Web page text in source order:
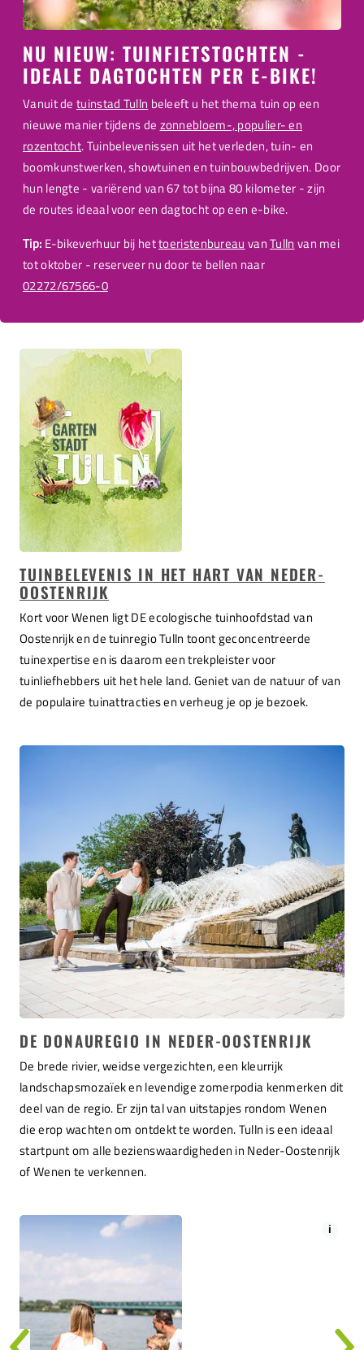
NU NIEUW: TUINFIETSTOCHTEN -
IDEALE DAGTOCHTEN PER E-BIKE!
Vanuit de tuinstad Tulln beleeft u het thema tuin op een
nieuwe manier tijdens de zonnebloem-, populier- en
rozentocht. Tuinbelevenissen uit het verleden, tuin- en
boomkunstwerken, showtuinen en tuinbouwbedrijven. Door
hun lengte - variërend van 67 tot bijna 80 kilometer - zijn
de routes ideaal voor een dagtocht op een e-bike.
Tip: E-bikeverhuur bij hettoeristenbureau vanTulln van mei
tot oktober - reserveer nu door te bellen naar
02272/67566-0
TUINBELEVENIS IN HET HART VAN NEDER-
OOSTENRIJK
Kort voor Wenen ligt DE ecologische tuinhoofdstad van
Oostenrijk en de tuinregio Tulln toont geconcentreerde
tuinexpertise en is daarom een trekpleister voor
tuinliefhebbers uit het hele land. Geniet van de natuur of van
de populaire tuinattracties en verheug je op je bezoek.
DE DONAUREGIO IN NEDER-OOSTENRIJK
De brede rivier, weidse vergezichten, een kleurrijk
landschapsmozaïek en levendige zomerpodia kenmerken dit
deel van de regio. Er zijn tal van uitstapjes rondom Wenen
die erop wachten om ontdekt te worden. Tulln is een ideaal
startpunt om alle bezienswaardigheden in Neder-Oostenrijk
of Wenen te verkennen.
i